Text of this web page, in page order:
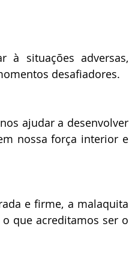
à situações adversas,
desafiadores.
ajudar a desenvolver
nossa força interior e
e firme, a malaquita
que acreditamos ser o